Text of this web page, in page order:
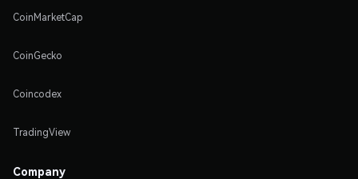
CoinMarketCap
CoinGecko
Coincodex
TradingView
Company